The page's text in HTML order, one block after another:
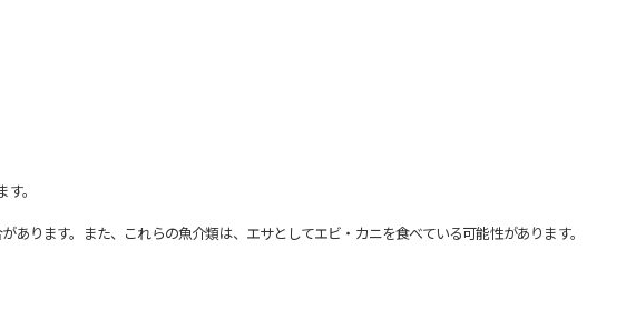
。
ります。また、これらの魚介類は、エサとしてエビ・カニを食べている可能性があります。